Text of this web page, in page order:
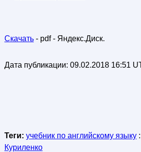
Скачать- pdf - Яндекс.Диск.
Дата публикации: 09.02.2018 16:51
Теги: учебник по английскому языку
Куриленко